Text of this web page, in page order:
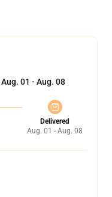
Aug. 01 - Aug. 08
Delivered
Aug. 01 - Aug. 08